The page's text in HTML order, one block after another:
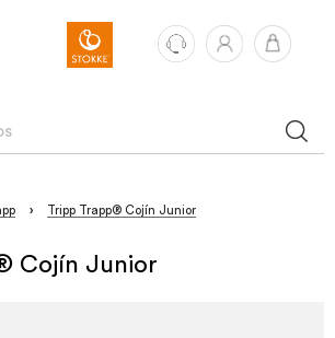
› Tripp Trapp® Cojín Junior
Cojín Junior